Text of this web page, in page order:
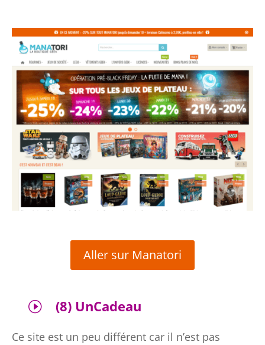
Aller sur Manatori
I (8) UnCadeau
Ce site est un peu différent car il n’est pas